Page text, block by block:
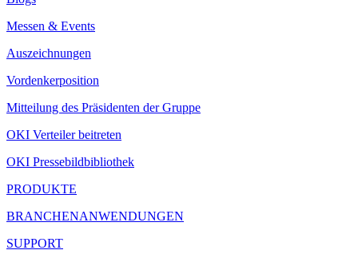
Messen & Events
Auszeichnungen
Vordenkerposition
Mitteilung des Präsidenten der Gruppe
OKI Verteiler beitreten
OKI Pressebildbibliothek
PRODUKTE
BRANCHENANWENDUNGEN
SUPPORT